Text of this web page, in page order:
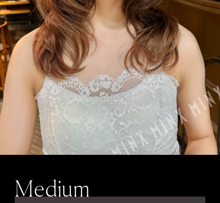
Medium